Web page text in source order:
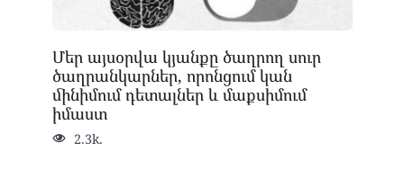
Մեր այսօրվա կյանքը ծաղրող սուր
ծաղրանկարներ, որոնցում կան
մինիմում դետալներ և մաքսիմում
իմաստ
2.3k.